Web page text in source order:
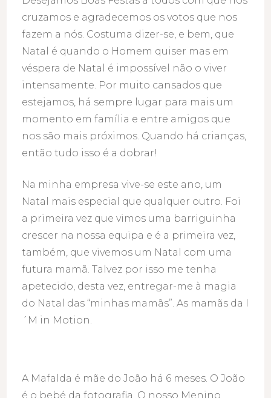
cruzamos e agradecemos os votos que nos
fazem a nós. Costuma dizer-se, e bem, que
Natal é quando o Homem quiser mas em
véspera de Natal é impossível não o viver
intensamente. Por muito cansados que
estejamos, há sempre lugar para mais um
momento em família e entre amigos que
nos são mais próximos. Quando há crianças,
então tudo isso é a dobrar!
Na minha empresa vive-se este ano, um
Natal mais especial que qualquer outro. Foi
a primeira vez que vimos uma barriguinha
crescer na nossa equipa e é a primeira vez,
também, que vivemos um Natal com uma
futura mamã. Talvez por isso me tenha
apetecido, desta vez, entregar-me à magia
do Natal das “minhas mamãs”. As mamãs da I
´M in Motion.
A Mafalda é mãe do João há 6 meses. O João
é o bebé da fotografia. O nosso Menino